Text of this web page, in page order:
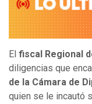
El fiscal Regional
diligencias que
de la Cámara de
quien se le incautó